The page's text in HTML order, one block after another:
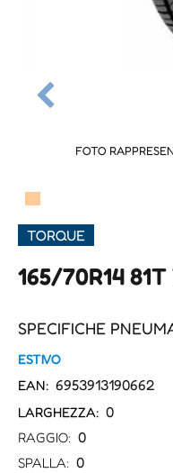
FOTO
▀
TORQUE
165/70R14
SPECIFICHE
ESTIVO
EAN: 6953913190662
LARGHEZZA: 0
RAGGIO: 0
SPALLA: 0